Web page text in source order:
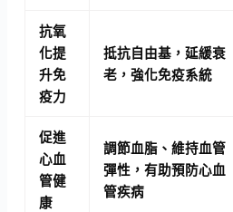
抗氧
化提
升免
疫力
抵抗自由基，延緩衰
老，強化免疫系統
促進
心血
管健
康
調節血脂、維持血管
彈性，有助預防心血
管疾病